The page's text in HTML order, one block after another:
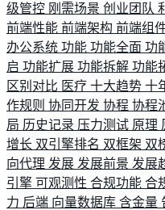
级管控 刚需场景 创业团队
前端性能 前端架构 前端组
办公系统 功能 功能全面 功
启 功能扩展 功能拆解 功能
区别对比 医疗 十大趋势 十
作规则 协同开发 协程 协程
局 历史记录 压力测试 原理
增长 双引擎排名 双框架 双
向代理 发展 发展前景 发展
引擎 可观测性 合规功能 合
力 后端 向量数据库 含金量